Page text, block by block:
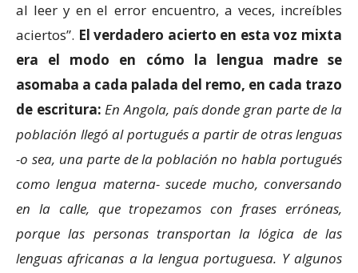
al leer y en el error encuentro, a veces, increíbles
aciertos”. El verdadero acierto en esta voz mixta
era el modo en cómo la lengua madre se
asomaba a cada palada del remo, en cada trazo
de escritura:En Angola, país donde gran parte de la
población llegó al portugués a partir de otras lenguas
-o sea, una parte de la población no habla portugués
como lengua materna- sucede mucho, conversando
en la calle, que tropezamos con frases erróneas,
porque las personas transportan la lógica de las
lenguas africanas a la lengua portuguesa. Y algunos